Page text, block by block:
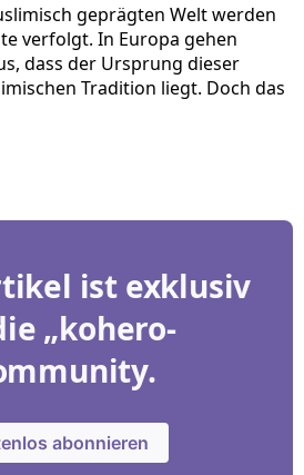
geprägten Welt werden
verfolgt. In Europa gehen
dass der Ursprung dieser
Tradition liegt. Doch das
ist exklusiv
„kohero-
abonnieren